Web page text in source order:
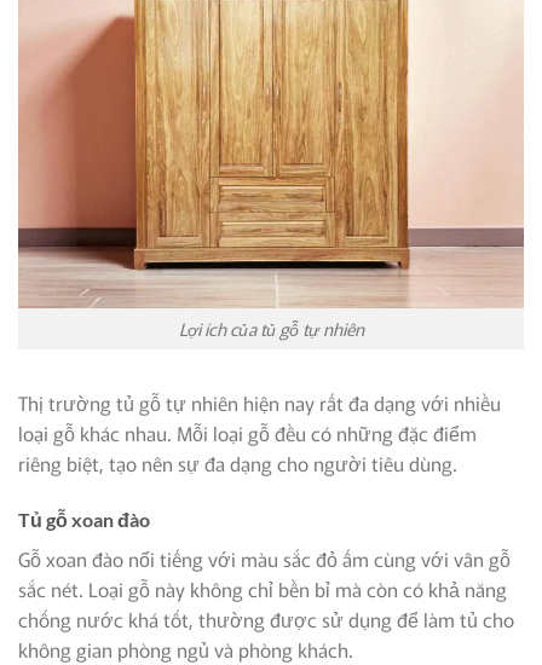
Lợi ích của tủ gỗ tự nhiên
Thị trường tủ gỗ tự nhiên hiện nay rất đa dạng với nhiều
loại gỗ khác nhau. Mỗi loại gỗ đều có những đặc điểm
riêng biệt, tạo nên sự đa dạng cho người tiêu dùng.
Tủ gỗ xoan đào
Gỗ xoan đào nổi tiếng với màu sắc đỏ ấm cùng với vân gỗ
sắc nét. Loại gỗ này không chỉ bền bỉ mà còn có khả năng
chống nước khá tốt, thường được sử dụng để làm tủ cho
không gian phòng ngủ và phòng khách.